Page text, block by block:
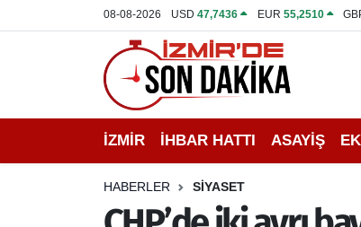
08-08-2026 USD47,7436 EUR 55,2510
İZMİR İHBAR HATTI ASAYİŞ
HABERLER SİYASET
İHBAR HATTI
DEPREM
İzmir Nöbetçi Eczaneler
İzmir Hava Durumu
İzmir Namaz Vakitleri
İzmir Trafik Yoğunluk Haritası